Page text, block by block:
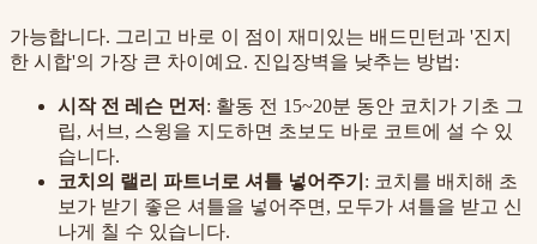
가능합니다. 그리고 바로 이 점이 재미있는 배드민턴과 '진지
한 시합'의 가장 큰 차이예요. 진입장벽을 낮추는 방법:
시작 전 레슨 먼저 : 활동 전 15~20분 동안 코치가 기초 그
립, 서브, 스윙을 지도하면 초보도 바로 코트에 설 수 있
습니다.
코치의 랠리 파트너로 셔틀 넣어주기 : 코치를 배치해 초
보가 받기 좋은 셔틀을 넣어주면, 모두가 셔틀을 받고 신
나게 칠 수 있습니다.